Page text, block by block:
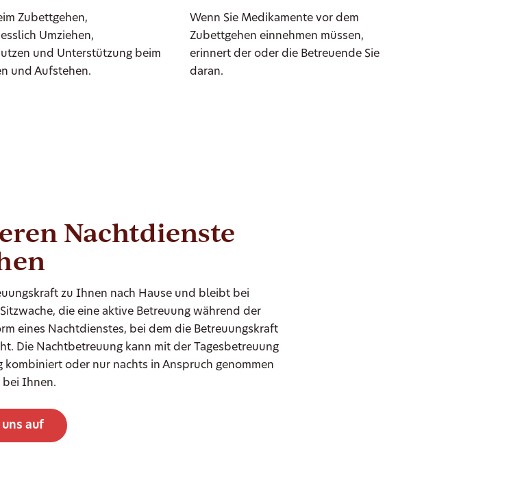
Zubettgehen,
Umziehen,
und Unterstützung beim
und Aufstehen.
Wenn Sie Medikamente vor dem
Zubettgehen einnehmen müssen,
erinnert der oder die Betreuende Sie
daran.
Nachtdienste
zu Ihnen nach Hause und bleibt bei
die eine aktive Betreuung während der
eines Nachtdienstes, bei dem die Betreuungskraft
Die Nachtbetreuung kann mit der Tagesbetreuung
oder nur nachts in Anspruch genommen
bei Ihnen.
auf